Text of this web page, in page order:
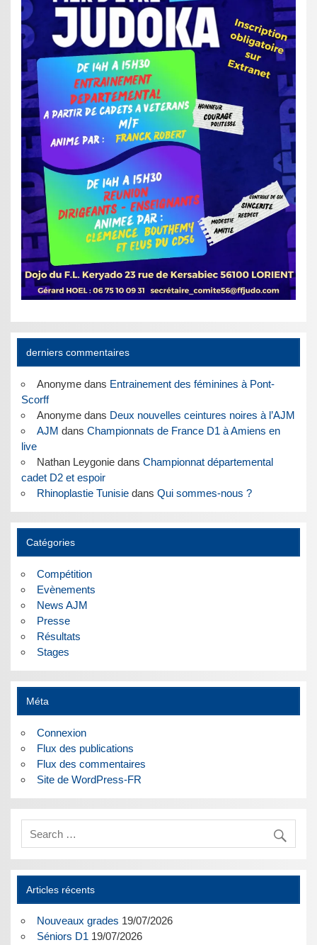
derniers commentaires
Anonymedans Entrainement des féminines à Pont-
Scorff
Anonymedans Deux nouvelles ceintures noires à l’AJM
AJM dans Championnats de France D1 à Amiens en
live
Nathan Leygoniedans Championnat départemental
cadet D2 et espoir
Rhinoplastie Tunisiedans Qui sommes-nous ?
Catégories
Compétition
Evènements
News AJM
Presse
Résultats
Stages
Méta
Connexion
Flux des publications
Flux des commentaires
Site de WordPress-FR
Articles récents
Nouveaux grades 19/07/2026
Séniors D1 19/07/2026